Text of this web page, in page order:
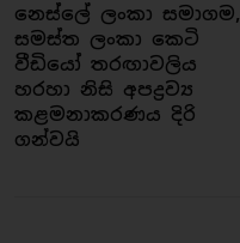
නෙස්ලේ ලංකා සමාගම,
සමස්ත ලංකා කෙටි
වීඩියෝ තරඟාවලිය
හරහා නිසි අපද්‍රව්‍ය
කළමනාකරණය දිරි
ගන්වයි